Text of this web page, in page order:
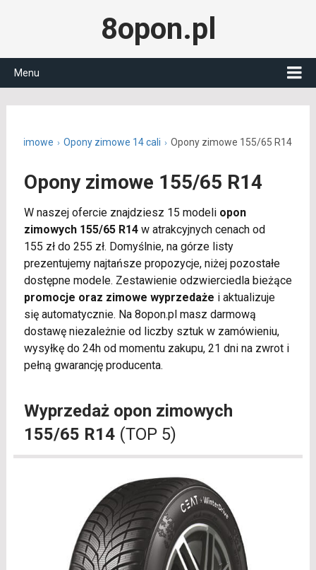
8opon.pl
Menu
zimowe Opony zimowe 14 cali Opony zimowe 155/65 R14
Opony zimowe 155/65 R14
W naszej ofercie znajdziesz 15 modeli opon
zimowych 155/65 R14w atrakcyjnych cenach od
155 zł do 255 zł. Domyślnie, na górze listy
prezentujemy najtańsze propozycje, niżej pozostałe
dostępne modele. Zestawienie odzwierciedla bieżące
promocje oraz zimowe wyprzedaże i aktualizuje
się automatycznie. Na 8opon.pl masz darmową
dostawę niezależnie od liczby sztuk w zamówieniu,
wysyłkę do 24h od momentu zakupu, 21 dni na zwrot i
pełną gwarancję producenta.
Wyprzedaż opon zimowych
155/65 R14(TOP 5)